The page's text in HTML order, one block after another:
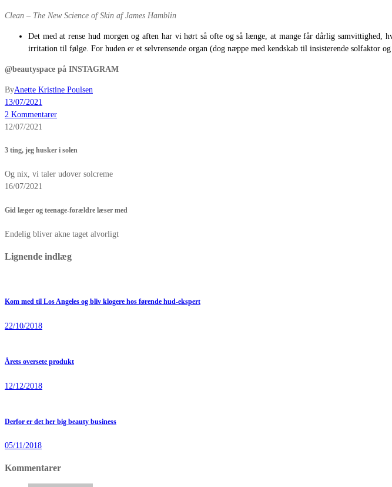
Clean – The New Science of Skin af James Hamblin
Det med at rense hud morgen og aften har vi hørt så ofte og så længe, at mange får dårlig
irritation til følge. For huden er et selvrensende organ (dog næppe med kendskab til insisterende solfaktor
@beautyspace på INSTAGRAM
ByAnette Kristine Poulsen
13/07/2021
2 Kommentarer
12/07/2021
3 ting, jeg husker i solen
Og nix, vi taler udover solcreme
16/07/2021
Gid læger og teenage-forældre læser med
Endelig bliver akne taget alvorligt
Lignende indlæg
Kom med til Los Angeles og bliv klogere hos førende hud-ekspert
22/10/2018
Årets oversete produkt
12/12/2018
Derfor er det her big beauty business
05/11/2018
Kommentarer